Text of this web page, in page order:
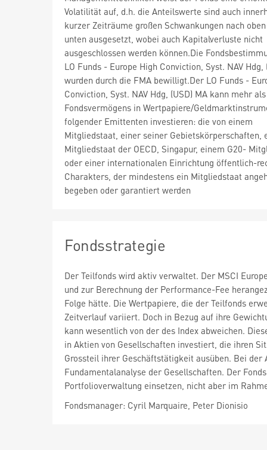
Volatilität auf, d.h. die Anteilswerte sind auch
kurzer Zeiträume großen Schwankungen nach
unten ausgesetzt, wobei auch Kapitalverluste nicht
ausgeschlossen werden können.Die
LO Funds - Europe High Conviction, Syst. NAV Hdg,
wurden durch die FMA bewilligt.Der LO Funds -
Conviction, Syst. NAV Hdg, (USD) MA kann mehr
Fondsvermögens in Wertpapiere/
folgender Emittenten investieren: die von einem
Mitgliedstaat, einer seiner Gebietskörperschaften,
Mitgliedstaat der OECD, Singapur, einem G20-
oder einer internationalen Einrichtung öffentlich-
Charakters, der mindestens ein Mitgliedstaat
begeben oder garantiert werden
Fondsstrategie
Der Teilfonds wird aktiv verwaltet. Der MSCI
und zur Berechnung der Performance-Fee
Folge hätte. Die Wertpapiere, die der Teilfonds
Zeitverlauf variiert. Doch in Bezug auf ihre
kann wesentlich von der des Index abweichen.
in Aktien von Gesellschaften investiert, die ihren
Grossteil ihrer Geschäftstätigkeit ausüben. Bei
Fundamentalanalyse der Gesellschaften. Der
Portfolioverwaltung einsetzen, nicht aber im
Fondsmanager: Cyril Marquaire, Peter Dionisio